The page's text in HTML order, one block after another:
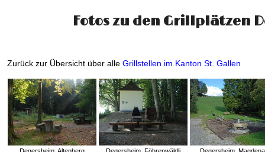
Fotos zu den Grillplätzen
Zurück zur Übersicht über alle Grillstellen im Kanton St. Gallen